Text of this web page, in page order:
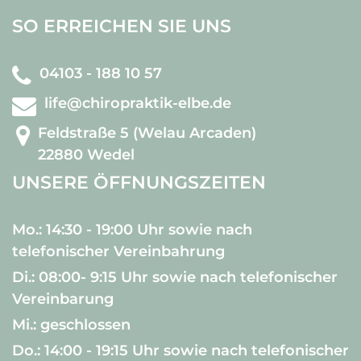
SO ERREICHEN SIE UNS
04103 - 188 10 57
life@chiropraktik-elbe.de
Feldstraße 5 (Welau Arcaden)
22880 Wedel
UNSERE ÖFFNUNGSZEITEN
Mo.: 14:30 - 19:00 Uhr sowie nach
telefonischer Vereinbahrung
Di.: 08:00- 9:15 Uhr sowie nach telefonischer
Vereinbarung
Mi.: geschlossen
Do.: 14:00 - 19:15 Uhr sowie nach telefonischer